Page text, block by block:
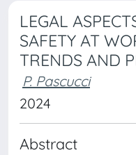
LEGAL
SAFETY AT
TRENDS AND
P. Pascucci
2024
Abstract